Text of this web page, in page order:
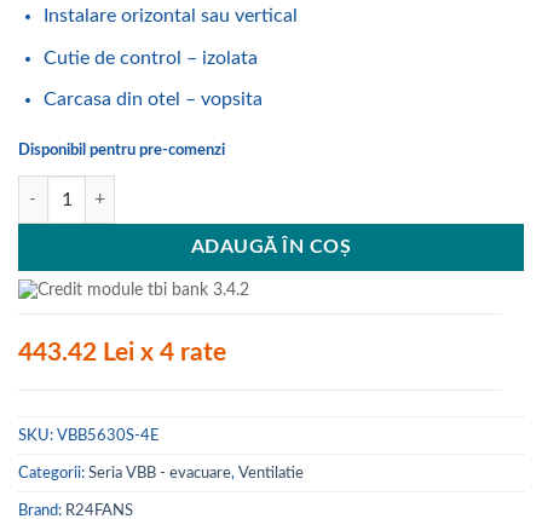
Instalare orizontal sau vertical
Cutie de control – izolata
Carcasa din otel – vopsita
Disponibil pentru pre-comenzi
ADAUGĂ ÎN COȘ
443.42 Lei x 4 rate
SKU: VBB5630S-4E
Categorii: Seria VBB - evacuare, Ventilatie
Brand: R24FANS